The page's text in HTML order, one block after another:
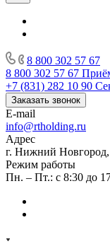
8 800 302 57 67
8 800 302 57 67
+7 (831) 282 10 90
Заказать звонок
E-mail
info@rtholding.ru
Адрес
г. Нижний
Режим работы
Пн. – Пт.: с 8:30 до